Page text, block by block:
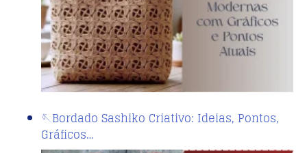
🪡Bordado Sashiko Criativo: Ideias, Pontos,
Gráficos…